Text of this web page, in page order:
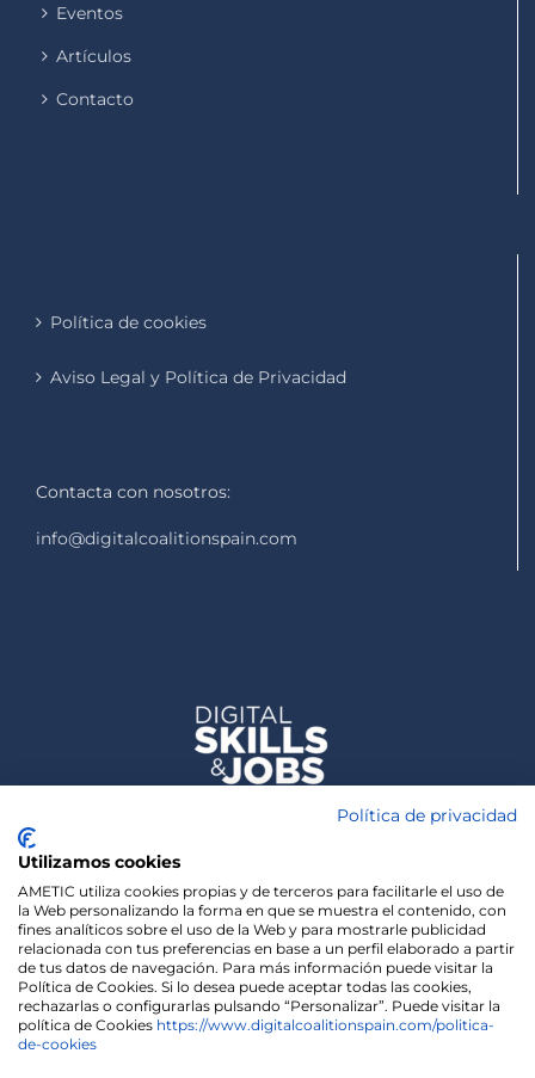
Eventos
Artículos
Contacto
Política de cookies
Aviso Legal y Política de Privacidad
Contacta con nosotros:
info@digitalcoalitionspain.com
We use cookies on our website to give you the most
Política de privacidad
Utilizamos cookies
AMETIC utiliza cookies propias y de terceros para facilitarle el uso de
la Web personalizando la forma en que se muestra el contenido, con
fines analíticos sobre el uso de la Web y para mostrarle publicidad
relacionada con tus preferencias en base a un perfil elaborado a partir
de tus datos de navegación. Para más información puede visitar la
Política de Cookies. Si lo desea puede aceptar todas las cookies,
rechazarlas o configurarlas pulsando “Personalizar”. Puede visitar la
política de Cookies https://www.digitalcoalitionspain.com/politica-
de-cookies